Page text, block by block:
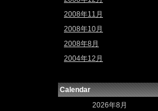
2008年11月
2008年10月
2008年8月
2004年12月
Calendar
2026年8月